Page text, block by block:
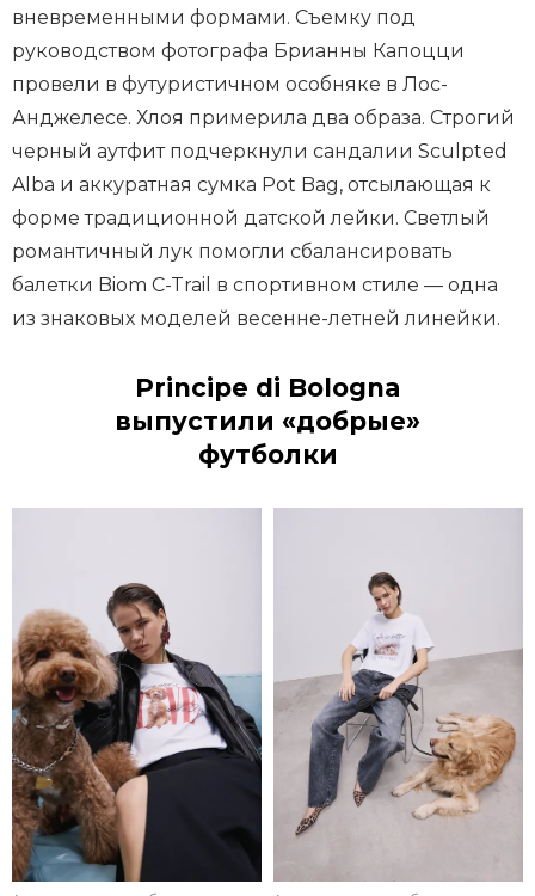
вневременными формами. Съемку под
руководством фотографа Брианны Капоцци
провели в футуристичном особняке в Лос-
Анджелесе. Хлоя примерила два образа. Строгий
черный аутфит подчеркнули сандалии Sculpted
Alba и аккуратная сумка Pot Bag, отсылающая к
форме традиционной датской лейки. Светлый
романтичный лук помогли сбалансировать
балетки Biom C-Trail в спортивном стиле — одна
из знаковых моделей весенне-летней линейки.
Principe di Bologna
выпустили «добрые»
футболки